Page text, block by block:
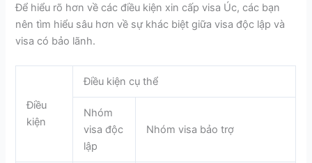
Để hiểu rõ hơn về các điều kiện xin cấp visa Úc, các bạn
nên tìm hiểu sâu hơn về sự khác biệt giữa visa độc lập và
visa có bảo lãnh.
Điều
kiện
Điều kiện cụ thể
Nhóm
visa độc
lập
Nhóm visa bảo trợ